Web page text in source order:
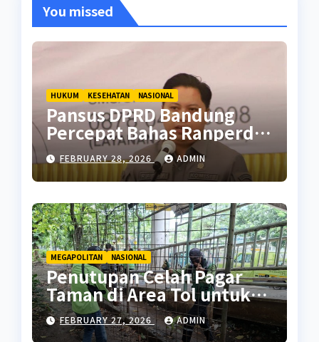
You missed
HUKUM KESEHATAN NASIONAL
Pansus DPRD Bandung
Percepat Bahas Ranperda
Pencegahan Seks Berisiko
FEBRUARY 28, 2026 ADMIN
MEGAPOLITAN NASIONAL
Penutupan Celah Pagar
Taman di Area Tol untuk
Cegah Penyalahgunaan
FEBRUARY 27, 2026 ADMIN